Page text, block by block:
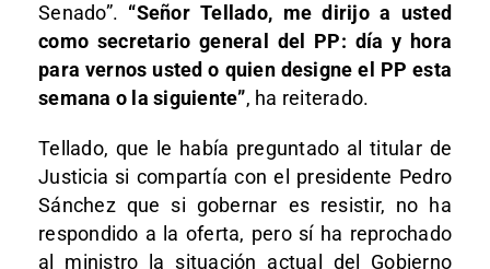
Senado”. “Señor Tellado, me dirijo a usted
como secretario general del PP: día y hora
para vernos usted o quien designe el PP esta
semana o la siguiente”, ha reiterado.
Tellado, que le había preguntado al titular de
Justicia si compartía con el presidente Pedro
Sánchez que si gobernar es resistir, no ha
respondido a la oferta, pero sí ha reprochado
al ministro la situación actual del Gobierno